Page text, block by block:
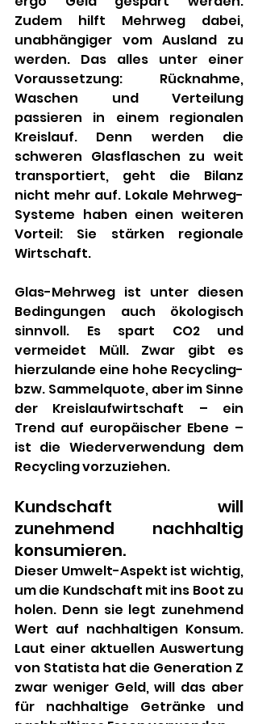
Zudem hilft Mehrweg dabei,
unabhängiger vom Ausland zu
werden. Das alles unter einer
Voraussetzung: Rücknahme,
Waschen und Verteilung
passieren in einem regionalen
Kreislauf. Denn werden die
schweren Glasflaschen zu weit
transportiert, geht die Bilanz
nicht mehr auf. Lokale Mehrweg-
Systeme haben einen weiteren
Vorteil: Sie stärken regionale
Wirtschaft.
Glas-Mehrweg ist unter diesen
Bedingungen auch ökologisch
sinnvoll. Es spart CO2 und
vermeidet Müll. Zwar gibt es
hierzulande eine hohe Recycling-
bzw. Sammelquote, aber im Sinne
der Kreislaufwirtschaft – ein
Trend auf europäischer Ebene –
ist die Wiederverwendung dem
Recycling vorzuziehen.
Kundschaft will
zunehmend nachhaltig
konsumieren.
Dieser Umwelt-Aspekt ist wichtig,
um die Kundschaft mit ins Boot zu
holen. Denn sie legt zunehmend
Wert auf nachhaltigen Konsum.
Laut einer aktuellen Auswertung
von Statista hat die Generation Z
zwar weniger Geld, will das aber
für nachhaltige Getränke und